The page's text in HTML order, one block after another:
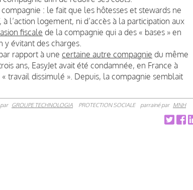
: le fait que les hôtesses et stewards ne
l’action logement, ni d’accès à la participation aux
fiscale de la compagnie qui a des « bases » en
y évitant des charges.
rapport à une certaine autre compagnie du même
ans, EasyJet avait été condamnée, en France à
travail dissimulé ». Depuis, la compagnie semblait
GROUPE TECHNOLOGIA PROTECTION SOCIALE parrainé par MNH